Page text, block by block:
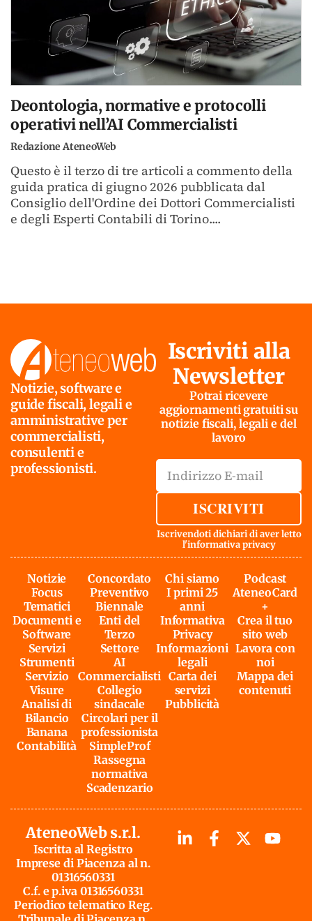
Deontologia, normative e protocolli
operativi nell’AI Commercialisti
Redazione AteneoWeb
Questo è il terzo di tre articoli a commento della
guida pratica di giugno 2026 pubblicata dal
Consiglio dell'Ordine dei Dottori Commercialisti
e degli Esperti Contabili di Torino....
Notizie, software e
guide fiscali, legali e
amministrative per
commercialisti,
consulenti e
professionisti.
Iscriviti alla
Newsletter
Potrai ricevere
aggiornamenti gratuiti su
notizie fiscali, legali e del
lavoro
ISCRIVITI
Iscrivendoti dichiari di aver letto
l'informativa privacy
Notizie
Focus
Tematici
Documenti e
Software
Servizi
Strumenti
Servizio
Visure
Analisi di
Bilancio
Banana
Contabilità
Concordato
Preventivo
Biennale
Enti del
Terzo
Settore
AI
Commercialisti
Collegio
sindacale
Circolari per il
professionista
SimpleProf
Rassegna
normativa
Scadenzario
Chi siamo
I primi 25
anni
Informativa
Privacy
Informazioni
legali
Carta dei
servizi
Pubblicità
Podcast
AteneoCard
+
Crea il tuo
sito web
Lavora con
noi
Mappa dei
contenuti
AteneoWeb s.r.l.
Iscritta al Registro
Imprese di Piacenza al n.
01316560331
C.f. e p.iva 01316560331
Periodico telematico Reg.